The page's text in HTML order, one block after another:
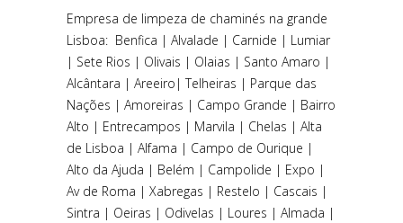
Empresa de limpeza de chaminés na grande
Lisboa: Benfica | Alvalade | Carnide | Lumiar
| Sete Rios | Olivais | Olaias | Santo Amaro |
Alcântara | Areeiro| Telheiras | Parque das
Nações | Amoreiras | Campo Grande | Bairro
Alto | Entrecampos | Marvila | Chelas | Alta
de Lisboa | Alfama | Campo de Ourique |
Alto da Ajuda | Belém | Campolide | Expo |
Av de Roma | Xabregas | Restelo | Cascais |
Sintra | Oeiras | Odivelas | Loures | Almada |